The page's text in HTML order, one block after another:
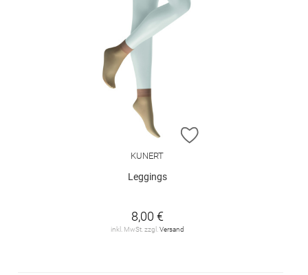
ZUR WUNSCHLISTE
KUNERT
Leggings
8,00 €
inkl. MwSt. zzgl. Versand